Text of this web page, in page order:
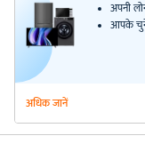
अपनी
आपके चुने
अधिक जानें